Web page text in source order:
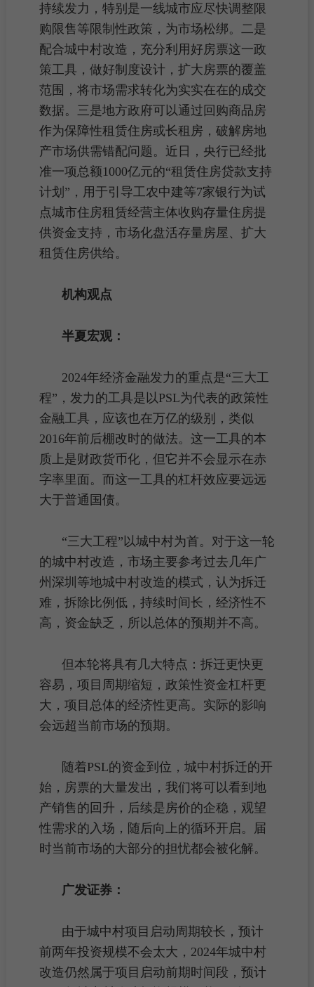
持续发力，特别是一线城市应尽快调整 限
购 限售等限制性政策，为市场松绑。二是
配合城中村改造 ，充分利用好房票这一政
策工具，做好制度设计，扩大房票的覆盖
范围，将市场需求转化为实实在在的成交
数据。三是地方政府可以通过回购商品房
作为保障性租赁住房或长租房 ，破解房地
产市场供需错配问题。近日，央行已经批
准一项总额1000亿元的“租赁住房贷款支持
计划”，用于引导工农中建等7家银行为试
点城市住房租赁经营主体收购存量住房提
供资金支持，市场化盘活存量房屋 、扩大
租赁住房供给。
机构观点
半夏宏观：
2024年经济金融发力的重点是“三大工
程”，发力的工具是以PSL为代表的政策性
金融工具，应该也在万亿的级别，类似
2016年前后棚改时的做法。这一工具的本
质上是财政货币化，但它并不会显示在赤
字率里面。而这一工具的杠杆效应要远远
大于普通国债。
“三大工程”以城中村为首。对于这一轮
的城中村改造 ，市场主要参考过去几年广
州深圳等地城中村改造的模式，认为拆迁
难，拆除比例低，持续时间长，经济性不
高，资金缺乏，所以总体的预期并不高。
但本轮将具有几大特点：拆迁更快更
容易，项目 周期缩短，政策性资金杠杆更
大，项目总体的经济性更高。实际的影响
会远超当前市场的预期。
随着PSL的资金到位， 城中村拆迁的开
始， 房票的大量发出，我们将可以看到地
产销售的回升，后续是房价的企稳，观望
性需求的入场，随后向上的循环开启。届
时当前市场的大部分的担忧都会被化解。
广发证券：
由于城中村项目启动周期较长，预计
前两年投资规模不会太大，2024年城中村
改造仍然属于项目启动前期时间段，预计